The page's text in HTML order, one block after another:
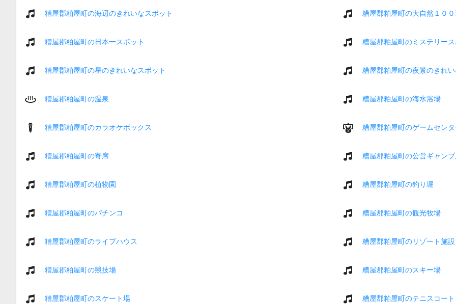
糟屋郡粕屋町の海辺のきれいなスポット 糟屋郡粕屋町の大自然１０
糟屋郡粕屋町の日本一スポット 糟屋郡粕屋町のミステリー
糟屋郡粕屋町の星のきれいなスポット 糟屋郡粕屋町の夜景のきれ
糟屋郡粕屋町の温泉 糟屋郡粕屋町の海水浴場
糟屋郡粕屋町のカラオケボックス 糟屋郡粕屋町のゲームセン
糟屋郡粕屋町の寄席 糟屋郡粕屋町の公営ギャン
糟屋郡粕屋町の植物園 糟屋郡粕屋町の釣り堀
糟屋郡粕屋町のパチンコ 糟屋郡粕屋町の観光牧場
糟屋郡粕屋町のライブハウス 糟屋郡粕屋町のリゾート施設
糟屋郡粕屋町の競技場 糟屋郡粕屋町のスキー場
糟屋郡粕屋町のスケート場 糟屋郡粕屋町のテニスコート